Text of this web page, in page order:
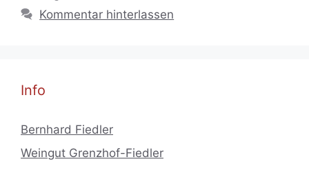
Kommentar hinterlassen
Info
Bernhard Fiedler
Weingut Grenzhof-Fiedler